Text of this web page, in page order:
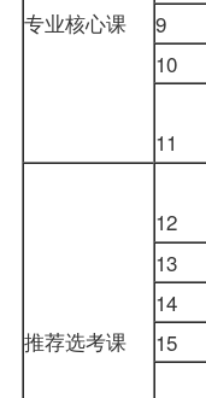
专业核心课
9
10
11
推荐选考课
12
13
14
15